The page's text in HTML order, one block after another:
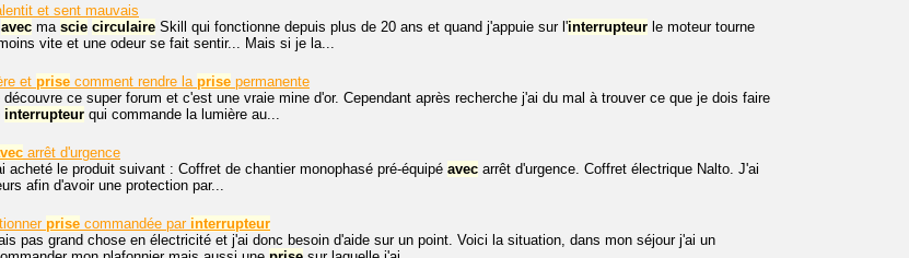
et sent mauvais
avec ma scie circulaire Skill qui fonctionne depuis plus de 20 ans et quand j'appuie sur l'interrupteur le moteur tourne
vite et une odeur se fait sentir... Mais si je la...
et prise comment rendre la prise permanente
ce super forum et c'est une vraie mine d'or. Cependant après recherche j'ai du mal à trouver ce que je dois faire
interrupteur qui commande la lumière au...
arrêt d'urgence
acheté le produit suivant : Coffret de chantier monophasé pré-équipé avec arrêt d'urgence. Coffret électrique Nalto. J'ai
afin d'avoir une protection par...
prise commandée par interrupteur
pas grand chose en électricité et j'ai donc besoin d'aide sur un point. Voici la situation, dans mon séjour j'ai un